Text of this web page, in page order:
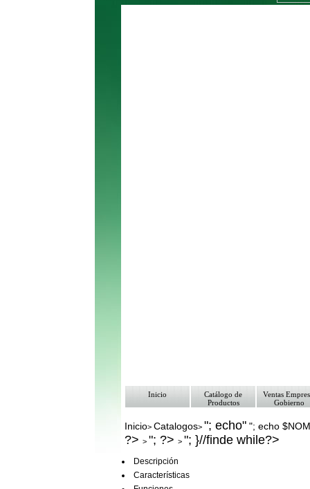
Inicio
Catálogo de
Productos
Ventas
Gobierno
Inicio>Catalogos> "; echo" "; echo
?>> "; ?>> "; }//finde while?>
Descripción
Características